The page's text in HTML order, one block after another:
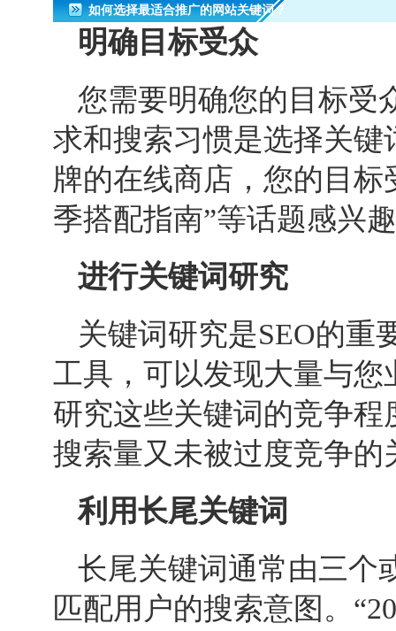
如何选择最适合推广的网站关键词？
明确目标受众
您需要明确您的目标受
求和搜索习惯是选择关
牌的在线商店，您的目标
季搭配指南”等话题感兴
进行关键词研究
关键词研究是SEO的重
工具，可以发现大量与
研究这些关键词的竞争
搜索量又未被过度竞争的
利用长尾关键词
长尾关键词通常由三个
匹配用户的搜索意图。